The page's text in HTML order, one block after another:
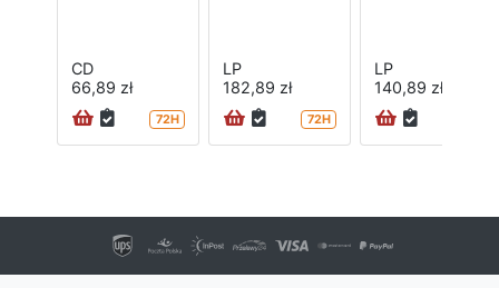
CD
66,89 zł
72H
LP
182,89 zł
72H
LP
140,89 zł